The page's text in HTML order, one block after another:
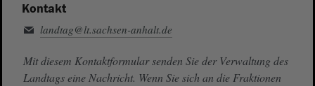
Kontakt
landtag@lt.sachsen-anhalt.de
Mit diesem Kontaktformular senden Sie der Verwaltung des
Landtags eine Nachricht. Wenn Sie sich an die Fraktionen